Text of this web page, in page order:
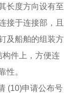
长度方向设有至
接于连接部，且
及船舶的组装方
件上，方便连
性。
(10)申请公布号